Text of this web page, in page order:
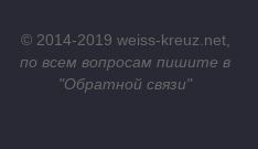
© 2014-2019 weiss-kreuz.net,
по всем вопросам пишите в
"Обратной связи"